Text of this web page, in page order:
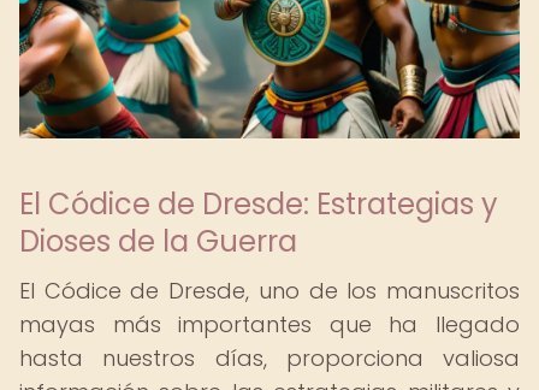
El Códice de Dresde: Estrategias y
Dioses de la Guerra
El Códice de Dresde, uno de los manuscritos
mayas más importantes que ha llegado
hasta nuestros días, proporciona valiosa